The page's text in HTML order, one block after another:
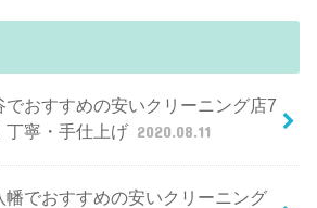
でおすすめの安いクリーニング店7
丁寧・手仕上げ 2020.08.11
幡でおすすめの安いクリーニング